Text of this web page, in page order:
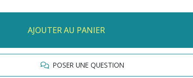
AJOUTER AU PANIER
POSER UNE QUESTION